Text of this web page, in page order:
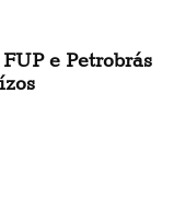
e Petrobrás